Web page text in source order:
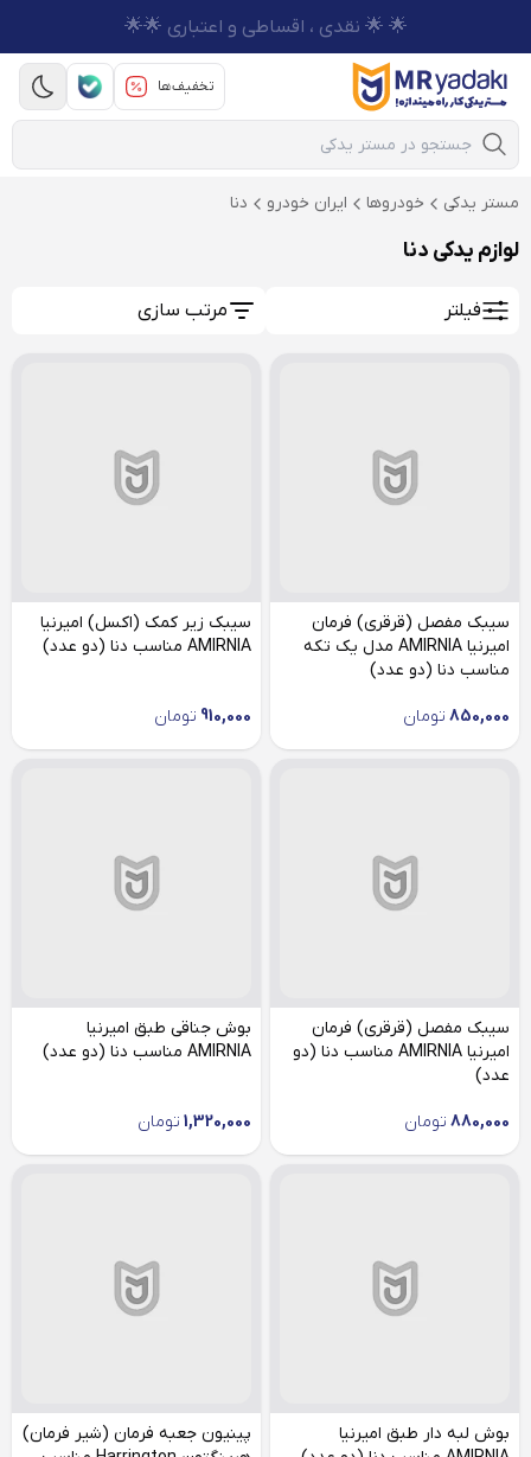
🌟 🌟 نقدی ، اقساطی و اعتباری 🌟🌟
تخفیف‌ها
Mobile Search
مستر یدکی خودروها ایران خودرو دنا
لوازم یدکی دنا
فیلتر مرتب سازی
سیبک مفصل (قرقری) فرمان
امیرنیا AMIRNIA مدل یک تکه
مناسب دنا (دو عدد)
850,000 تومان
سیبک زیر کمک (اکسل) امیرنیا
AMIRNIA مناسب دنا (دو عدد)
910,000 تومان
سیبک مفصل (قرقری) فرمان
امیرنیا AMIRNIA مناسب دنا (دو
عدد)
880,000 تومان
بوش جناقی طبق امیرنیا
AMIRNIA مناسب دنا (دو عدد)
1,320,000 تومان
بوش لبه دار طبق امیرنیا
پینیون جعبه فرمان (شیر فرمان)